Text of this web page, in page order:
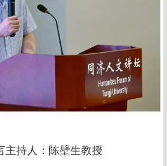
主持人：陈壁生教授